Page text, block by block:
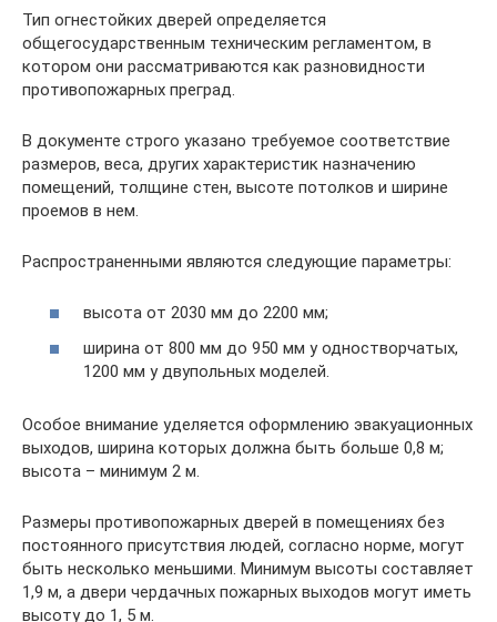
Тип огнестойких дверей определяется
общегосударственным техническим регламентом, в
котором они рассматриваются как разновидности
противопожарных преград.
В документе строго указано требуемое соответствие
размеров, веса, других характеристик назначению
помещений, толщине стен, высоте потолков и ширине
проемов в нем.
Распространенными являются следующие параметры:
высота от 2030 мм до 2200 мм;
ширина от 800 мм до 950 мм у одностворчатых,
1200 мм у двупольных моделей.
Особое внимание уделяется оформлению эвакуационных
выходов, ширина которых должна быть больше 0,8 м;
высота – минимум 2 м.
Размеры противопожарных дверей в помещениях без
постоянного присутствия людей, согласно норме, могут
быть несколько меньшими. Минимум высоты составляет
1,9 м, а двери чердачных пожарных выходов могут иметь
высоту до 1, 5 м.